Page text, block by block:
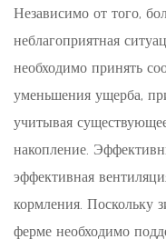
Независимо от того,
неблагоприятная
необходимо принять
уменьшения ущерба,
учитывая
накопление.
эффективная
кормления. Поскольку
ферме необходимо